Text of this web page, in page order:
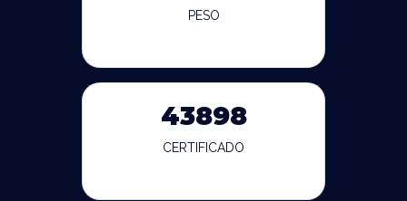
PESO
43898
CERTIFICADO